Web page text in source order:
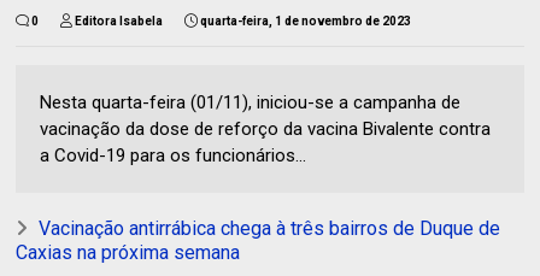
0 Editora Isabela quarta-feira, 1 de novembro de 2023
Nesta quarta-feira (01/11), iniciou-se a campanha de
vacinação da dose de reforço da vacina Bivalente contra
a Covid-19 para os funcionários...
Vacinação antirrábica chega à três bairros de Duque de
Caxias na próxima semana